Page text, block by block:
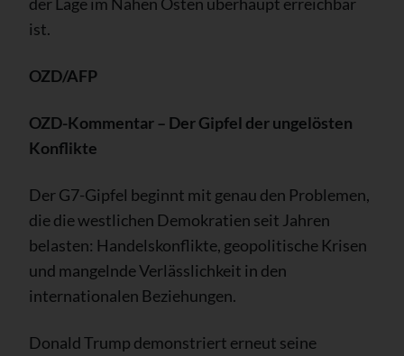
ist.
OZD/AFP
OZD-Kommentar – Der Gipfel der ungelösten
Konflikte
Der G7-Gipfel beginnt mit genau den Problemen,
die die westlichen Demokratien seit Jahren
belasten: Handelskonflikte, geopolitische Krisen
und mangelnde Verlässlichkeit in den
internationalen Beziehungen.
Donald Trump demonstriert erneut seine